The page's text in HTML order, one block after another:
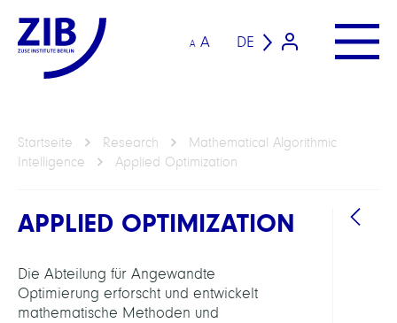
A A DE
Startseite Research
Mathematical Algorithmic
Intelligence
Applied Optimization
APPLIED OPTIMIZATION
Die Abteilung für Angewandte
Optimierung erforscht und entwickelt
mathematische Methoden und